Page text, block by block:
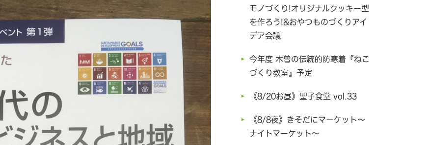
モノづくり!オリジナルクッキー型
を作ろう!&おやつものづくりアイ
デア会議
今年度 木曽の伝統的防寒着『ねこ
づくり教室』予定
《8/20お昼》聖子食堂 vol.33
《8/8夜》きそだにマーケット～
ナイトマーケット～